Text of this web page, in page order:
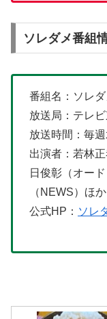
ソレダメ番組
番組名：ソレダ
放送局：テレビ
放送時間：毎
出演者：若林
日俊彰（オー
（NEWS）ほか
公式HP： ソレ